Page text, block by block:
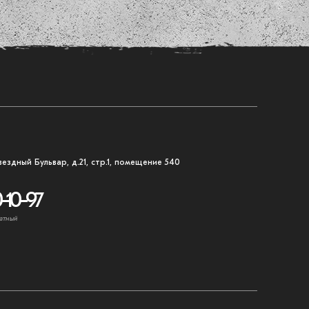
Бульвар, д.21, стр.1, помещение 540
97